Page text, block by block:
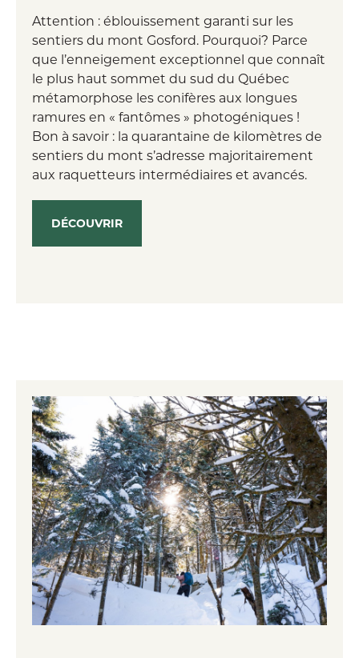
Attention : éblouissement garanti sur les
sentiers du mont Gosford. Pourquoi? Parce
que l’enneigement exceptionnel que connaît
le plus haut sommet du sud du Québec
métamorphose les conifères aux longues
ramures en « fantômes » photogéniques !
Bon à savoir : la quarantaine de kilomètres de
sentiers du mont s’adresse majoritairement
aux raquetteurs intermédiaires et avancés.
DÉCOUVRIR